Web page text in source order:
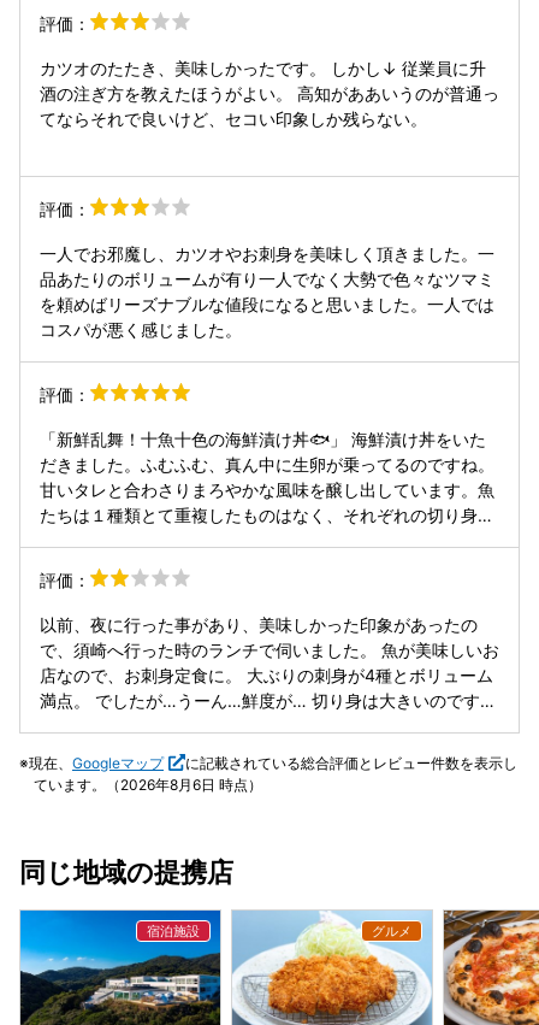
かなり美味しいです🍣 また地元の「マルキョーさんの醤油」
は3種類ほどあり、地元民は甘口を使用するようですが。 あ
となぜか「焼いたポテチ」がありますwww🥔 ■スタッフ女
性陣、対応の良い人とそうでない人にわかれます。 効率が悪
そう？ でも基本はちゃんとしています。 トイレは洋式で綺
評価：
カツオのたたき、美味しかったです。 しかし↓ 従業員に升
酒の注ぎ方を教えたほうがよい。 高知がああいうのが普通っ
てならそれで良いけど、セコい印象しか残らない。
評価：
一人でお邪魔し、カツオやお刺身を美味しく頂きました。一
品あたりのボリュームが有り一人でなく大勢で色々なツマミ
を頼めばリーズナブルな値段になると思いました。一人では
コスパが悪く感じました。
評価：
「新鮮乱舞！十魚十色の海鮮漬け丼🐟」 海鮮漬け丼をいた
だきました。ふむふむ、真ん中に生卵が乗ってるのですね。
甘いタレと合わさりまろやかな風味を醸し出しています。魚
たちは１種類とて重複したものはなく、それぞれの切り身は
く臭みがなく新鮮なように感じました。また、添えられた和
物もとても美味しかったです。ご飯が少し硬過ぎるかも…と
は感じたものの、そんなことは気にする必要は無いくらいの
美味しい海鮮丼でした😋。 開店時間に合わせて来店したの
ですが、既に数人の列ができていました。それでもすぐ席に
案内されましたので、早く来て良かったです。靴を脱いで店
内に入ると和のテイストあふれる客室が広がります。座敷の
仕切りを工夫することで個室としても活用できるようで、こ
の日は模様し物の打ち上げが賑やかに執り行われていまし
間でした。 支払い方法はクレジットカードや多くのQRコー
式トイレでした。 次回は「海鮮ひつまぶし」を食べてみたい
ですね。再訪が楽しみです👍。
評価：
以前、夜に行った事があり、美味しかった印象があったの
で、須崎へ行った時のランチで伺いました。 魚が美味しいお
店なので、お刺身定食に。 大ぶりの刺身が4種とボリューム
満点。 でしたが…うーん…鮮度が… 切り身は大きいのです
うかと… マルキョーさんの醤油、地元だから使用しているの
でしょうが、添◯物が多いのですよね… と色々残念でし
現在、 Googleマップ
に記載されている総合評価とレビュー件数を表示し
ています。（2026年8月6日 時点）
同じ地域の提携店